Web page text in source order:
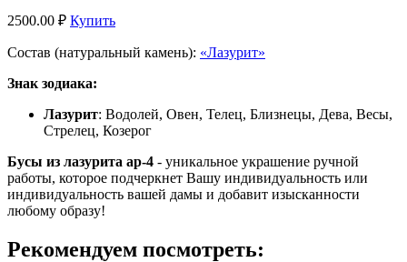
2500.00 ₽ Купить
Состав (натуральный камень): «Лазурит»
Знак зодиака:
Лазурит: Водолей, Овен, Телец, Близнецы, Дева, Весы,
Стрелец, Козерог
Бусы из лазурита ар-4 - уникальное украшение ручной
работы, которое подчеркнет Вашу индивидуальность или
индивидуальность вашей дамы и добавит изысканности
любому образу!
Рекомендуем посмотреть: